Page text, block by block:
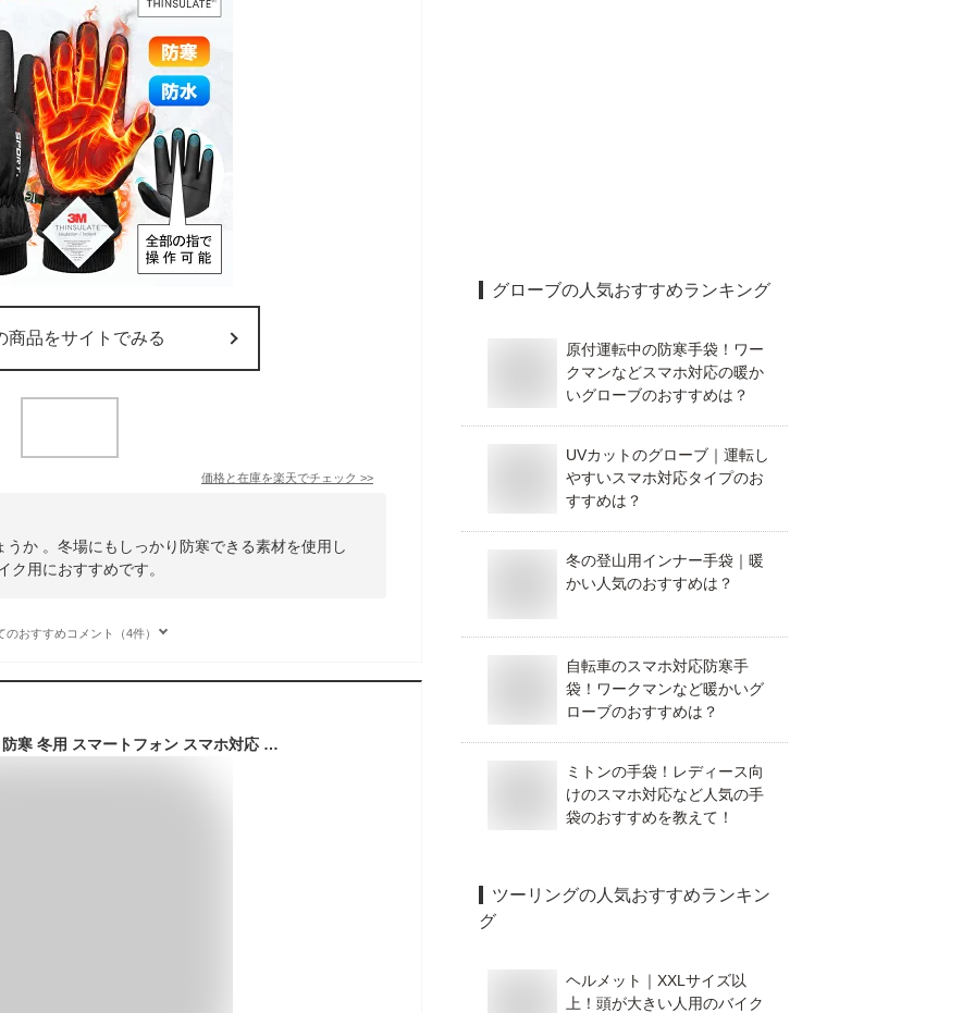
商品をサイトでみる
価格と在庫を楽天でチェック >>
か 。冬場にもしっかり防寒できる素材を使用し
ク用におすすめです。
のおすすめコメント（4件）
手袋 グローブ 裏起毛 防寒 冬用 スマートフォン スマホ対応 グローブ 滑り止め メンズ レディース PU レザー バイクグローブ 柔らか 暖かい スマホ手袋 親指 人差し指対応 撥水加工 自転車 通勤 通学 タッチパネル対応 紳士 ゆうパケット 送料無料
グローブの人気おすすめランキング
原付運転中の防寒手袋！ワー
クマンなどスマホ対応の暖か
いグローブのおすすめは？
UVカットのグローブ｜運転し
やすいスマホ対応タイプのお
すすめは？
冬の登山用インナー手袋｜暖
かい人気のおすすめは？
自転車のスマホ対応防寒手
袋！ワークマンなど暖かいグ
ローブのおすすめは？
ミトンの手袋！レディース向
けのスマホ対応など人気の手
袋のおすすめを教えて！
ツーリングの人気おすすめランキン
グ
ヘルメット｜XXLサイズ以
上！頭が大きい人用のバイク